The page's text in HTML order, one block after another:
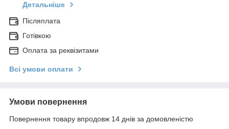
Детальніше
Післяплата
Готівкою
Оплата за реквізитами
Всі умови оплати
Умови повернення
Повернення товару впродовж 14 днів за домовленістю